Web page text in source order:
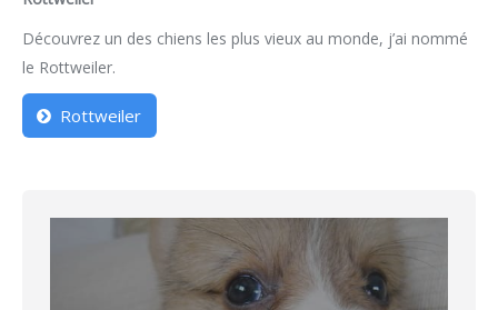
Découvrez un des chiens les plus vieux au monde, j’ai nommé
le Rottweiler.
Rottweiler